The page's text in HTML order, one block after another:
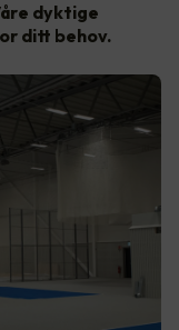
dyktige
ditt behov.